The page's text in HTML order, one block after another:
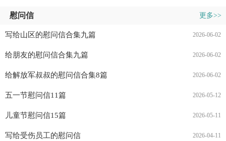
慰问信 更多>>
写给山区的慰问信合集九篇 2026-06-02
给朋友的慰问信合集九篇 2026-06-02
给解放军叔叔的慰问信合集8篇 2026-06-02
五一节慰问信11篇 2026-05-12
儿童节慰问信15篇 2026-05-11
写给受伤员工的慰问信 2026-04-11